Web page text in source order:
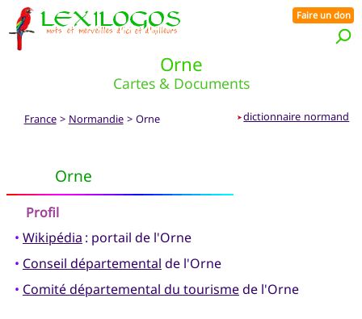
Orne
Cartes & Documents
Faire un don
France> Normandie> Orne ➤dictionnaire normand
Orne
Profil
• Wikipédia : portail de l'Orne
• Conseil départemental de l'Orne
• Comité départemental du tourismede l'Orne